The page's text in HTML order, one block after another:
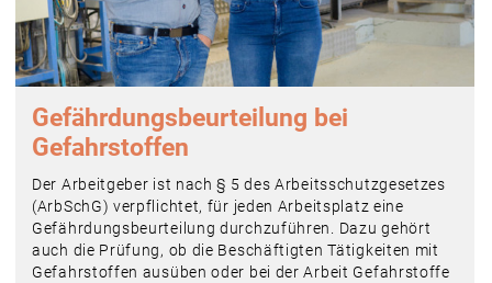
Gefährdungsbeurteilung bei
Gefahrstoffen
Der Arbeitgeber ist nach § 5 des Arbeitsschutzgesetzes
(ArbSchG) verpflichtet, für jeden Arbeitsplatz eine
Gefährdungsbeurteilung durchzuführen. Dazu gehört
auch die Prüfung, ob die Beschäftigten Tätigkeiten mit
Gefahrstoffen ausüben oder bei der Arbeit Gefahrstoffe